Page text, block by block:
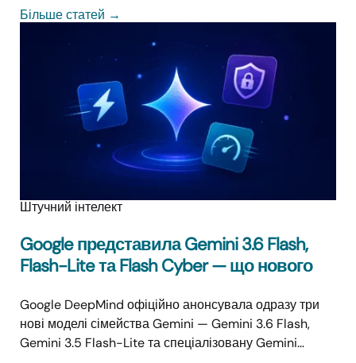
Більше статей →
Штучний інтелект
Google представила Gemini 3.6 Flash,
Flash-Lite та Flash Cyber — що нового
Google DeepMind офіційно анонсувала одразу три
нові моделі сімейства Gemini — Gemini 3.6 Flash,
Gemini 3.5 Flash-Lite та спеціалізовану Gemini…